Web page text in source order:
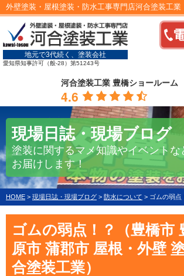
外壁塗装・屋根塗装・防水工事専門店河合塗装工業
地元で3代続く、塗装会社
愛知県知事許可（般-28）第51243号
河合塗装工業 豊橋ショールーム
4.6
現場日誌・現場ブログ
塗装に関するマメ知識やイベントな
お届けします！
HOME > 現場日誌・現場ブログ > 防水について > ゴムの弱点！？（豊橋市 豊
ゴムの弱点！？（豊橋市
原市 蒲郡市 屋根・外壁
合塗装工業）